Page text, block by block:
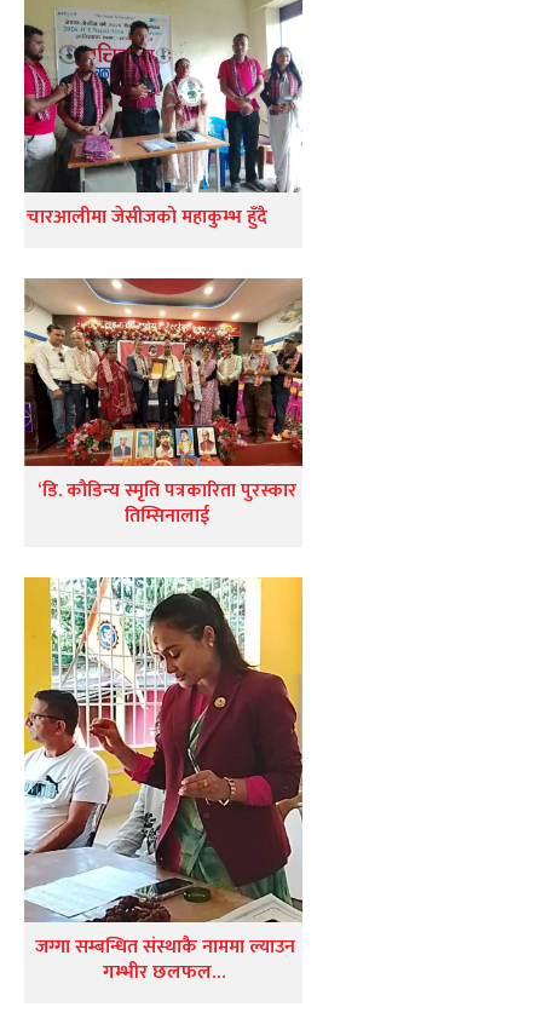
चारआलीमा जेसीजको महाकुम्भ हुँदै
‘डि. कौडिन्य स्मृति पत्रकारिता पुरस्कार
तिम्सिनालाई
जग्गा सम्बन्धित संस्थाकै नाममा ल्याउन
गम्भीर छलफल…